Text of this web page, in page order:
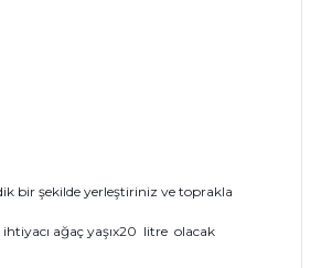
bir şekilde yerleştiriniz ve toprakla
ihtiyacı ağaç yaşıx20 litre olacak